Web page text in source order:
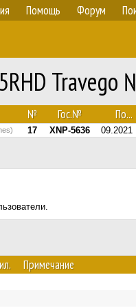
Помощь Форум
Travego
№ Гос.№ По...
17 XNP-5636 09.2021
Примечание